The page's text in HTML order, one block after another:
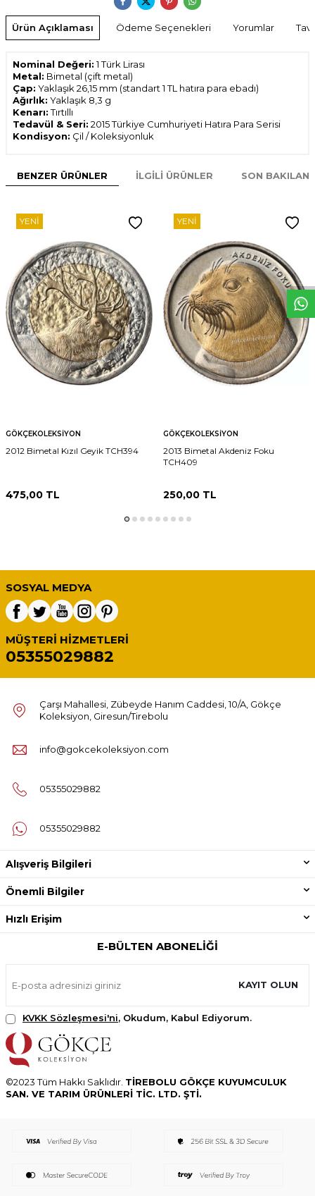
W
h
t
s
p
p
D
e
s
e
H
a
t
t
Ürün Açıklaması Ödeme Seçenekleri Yorumlar
Nominal Değeri:1 Türk Lirası
Metal: Bimetal (çift metal)
Çap: Yaklaşık 26,15 mm (standart 1 TL hatıra para ebadı)
Ağırlık: Yaklaşık 8,3 g
Kenarı:Tırtıllı
Tedavül & Seri: 2015 Türkiye Cumhuriyeti Hatıra Para Serisi
Kondisyon: Çil / Koleksiyonluk
BENZER ÜRÜNLER İLGILI ÜRÜNLER SON
YENI
GÖKÇEKOLEKSIYON
2012 Bimetal Kızıl Geyik TCH394
475,00 TL
YENI
GÖKÇEKOLEKSIYON
2013 Bimetal Akdeniz Foku
TCH409
250,00TL
SOSYAL MEDYA
MÜŞTERI HIZMETLERI
05355029882
Çarşı Mahallesi, Zübeyde Hanım Caddesi, 10/A, Gökçe
Koleksiyon, Giresun/Tirebolu
info@gokcekoleksiyon.com
05355029882
05355029882
Alışveriş Bilgileri
Önemli Bilgiler
Hızlı Erişim
E-BÜLTEN ABONELIĞI
KAYIT OLUN
KVKK Sözleşmesi'ni, Okudum, Kabul Ediyorum.
©2023 Tüm Hakkı Saklıdır. TİREBOLU GÖKÇE KUYUMCULUK
SAN. VE TARIM ÜRÜNLERİ TİC. LTD. ŞTİ.